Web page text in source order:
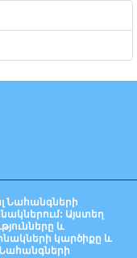
Նահանգների
Այստեղ
և
կարծիքը և